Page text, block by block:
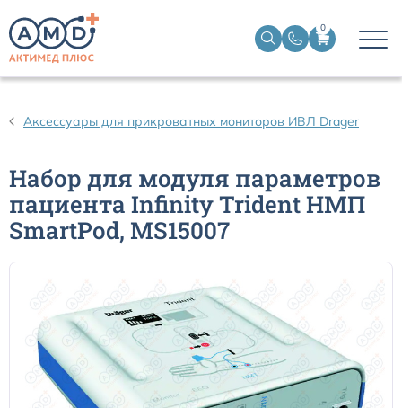
0
Аксессуары для прикроватных мониторов ИВЛ Drager
Набор для модуля параметров
пациента Infinity Trident НМП
SmartPod, MS15007
Датчики ЭЭГ BIS
Датчики температурные медицинские к мониторам
Кабели для кардиографов
Датчики кислорода для ИВЛ